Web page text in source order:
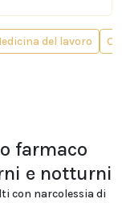
del lavoro
farmaco
e notturni
con narcolessia di